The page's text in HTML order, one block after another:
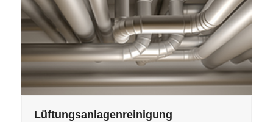
Lüftungsanlagenreinigung